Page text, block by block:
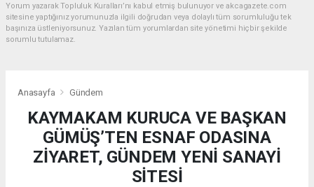
Yorum yazarak Topluluk Kuralları’nı kabul etmiş bulunuyor ve akcagazete.com
sitesine yaptığınız yorumunuzla ilgili doğrudan veya dolaylı tüm sorumluluğu tek
başınıza üstleniyorsunuz. Yazılan tüm yorumlardan site yönetimi hiçbir şekilde
sorumlu tutulamaz.
Anasayfa Gündem
KAYMAKAM KURUCA VE BAŞKAN
GÜMÜŞ’TEN ESNAF ODASINA
ZİYARET, GÜNDEM YENİ SANAYİ
SİTESİ